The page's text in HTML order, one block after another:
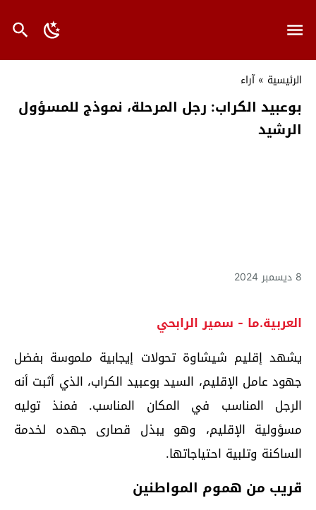
الرئيسية » آراء
بوعبيد الكراب: رجل المرحلة، نموذج للمسؤول
الرشيد
8 ديسمبر 2024
العربية.ما - سمير الرابحي
يشهد إقليم شيشاوة تحولات إيجابية ملموسة بفضل
جهود عامل الإقليم، السيد بوعبيد الكراب، الذي أثبت أنه
الرجل المناسب في المكان المناسب. فمنذ توليه
مسؤولية الإقليم، وهو يبذل قصارى جهده لخدمة
الساكنة وتلبية احتياجاتها.
قريب من هموم المواطنين